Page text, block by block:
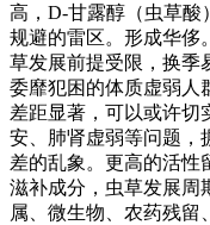
高，D-甘露醇（虫草酸
规避的雷区。形成华侈
草发展前提受限，换季
委靡犯困的体质虚弱人
差距显著，可以或许切
安、肺肾虚弱等问题，
差的乱象。更高的活性
滋补成分，虫草发展周
属、微生物、农药残留